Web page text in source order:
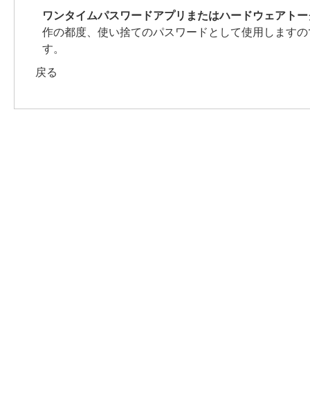
ワンタイムパスワードアプリまたはハードウェアト
作の都度、使い捨てのパスワードとして使用します
す。
戻る